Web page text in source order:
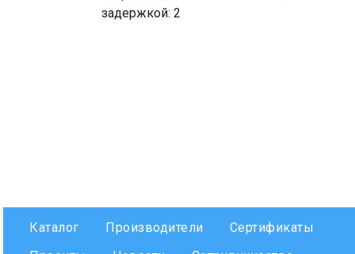
задержкой: 2
Каталог Производители
Сертификаты